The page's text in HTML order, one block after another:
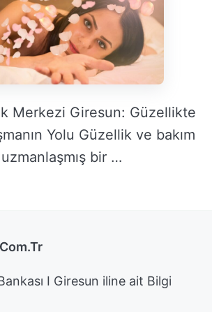
Merkezi Giresun: Güzellikte
Yolu Güzellik ve bakım
bir …
I Giresun iline ait Bilgi